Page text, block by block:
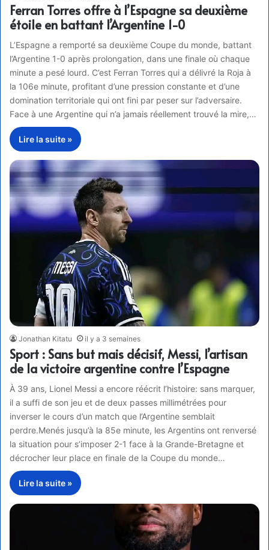
Ferran Torres offre à l’Espagne sa deuxième
étoile en battant l’Argentine 1-0
L’Espagne a remporté sa deuxième Coupe du monde, battant
l’Argentine 1-0 après prolongation, dans une finale où chaque
minute a pesé lourd. C’est Ferran Torres qui a délivré la Roja à
la 106e minute, profitant d’une pression constante et d’une
domination territoriale qui ont fini par peser sur l’adversaire.
Face à une Argentine qui n’a jamais réellement trouvé la mire,…
Lire la suite »
Jonathan Kitatu il y a 3 semaines
Sport : Sans but mais décisif, Messi, l’artisan
de la victoire argentine contre l’Espagne
À 39 ans, Lionel Messi a encore réécrit l’histoire: sans marquer,
il a suffi de son jeu et de deux passes millimétrées pour
inverser le cours d’un match que l’Argentine semblait
perdre.Menés jusqu’à la 85e minute, les Argentins ont renversé
la situation pour s’imposer 2-1 face à la Grande-Bretagne et
décrocher leur place en finale de la Coupe du monde…
Lire la suite »